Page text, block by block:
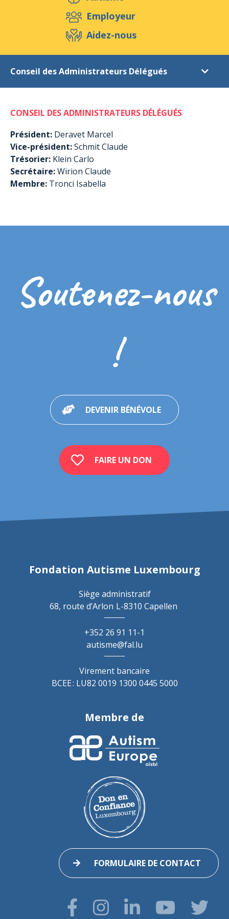
Aidez-nous
Evénements Publications Médias
Employeur
Aidez-nous
Conseil des Administrateurs Délégués
Objectifs
Ethique
Structures
Equipe
Conseil des Administrateurs Délégués
CONSEIL DES ADMINISTRATEURS DÉLÉGUÉS
Président: Deravet Marcel
Vice-président:Schmit Claude
Trésorier: Klein Carlo
Secrétaire:Wirion Claude
Membre: Tronci Isabella
Soutenez-nous
!
DEVENIR BÉNÉVOLE
FAIRE UN DON
Fondation Autisme Luxembourg
Siège administratif
68, route d’Arlon L-8310 Capellen
+352 26 91 11-1
autisme@fal.lu
Virement bancaire
BCEE : LU82 0019 1300 0445 5000
Membre de
FORMULAIRE DE CONTACT